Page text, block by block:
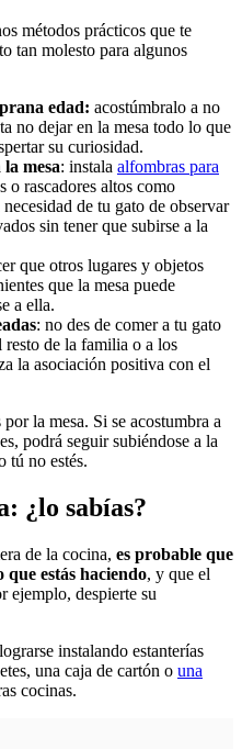
métodos prácticos que te
tan molesto para algunos
edad: acostúmbralo a no
no dejar en la mesa todo lo que
su curiosidad.
mesa: instala alfombras para
o rascadores altos como
de tu gato de observar
sin tener que subirse a la
que otros lugares y objetos
que la mesa puede
a ella.
: no des de comer a tu gato
resto de la familia o a los
la asociación positiva con el
la mesa. Si se acostumbra a
podrá seguir subiéndose a la
tú no estés.
¿lo sabías?
de la cocina, es probable que
que estás haciendo, y que el
ejemplo, despierte su
instalando estanterías
una caja de cartón o una
cocinas.